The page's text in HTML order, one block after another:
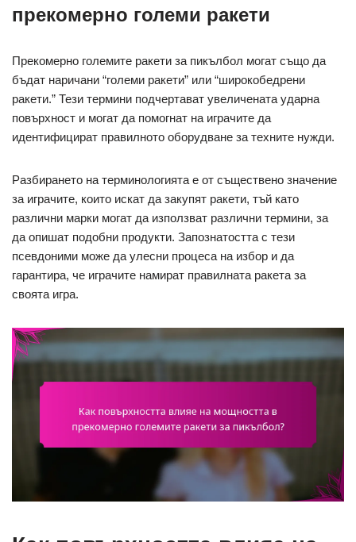
прекомерно големи ракети
Прекомерно големите ракети за пикълбол могат също да
бъдат наричани “големи ракети” или “широкобедрени
ракети.” Тези термини подчертават увеличената ударна
повърхност и могат да помогнат на играчите да
идентифицират правилното оборудване за техните нужди.
Разбирането на терминологията е от съществено значение
за играчите, които искат да закупят ракети, тъй като
различни марки могат да използват различни термини, за
да опишат подобни продукти. Запознатостта с тези
псевдоними може да улесни процеса на избор и да
гарантира, че играчите намират правилната ракета за
своята игра.